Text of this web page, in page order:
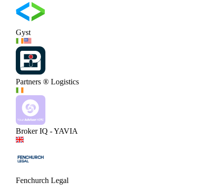
Gyst
Partners ® Logistics
Broker IQ - YAVIA
Fenchurch Legal